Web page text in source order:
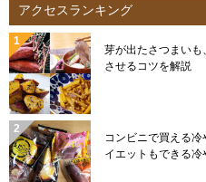
アクセスランキング
芽が出たさつまい
させるコツを解説
コンビニで買える
イエットもできる冷